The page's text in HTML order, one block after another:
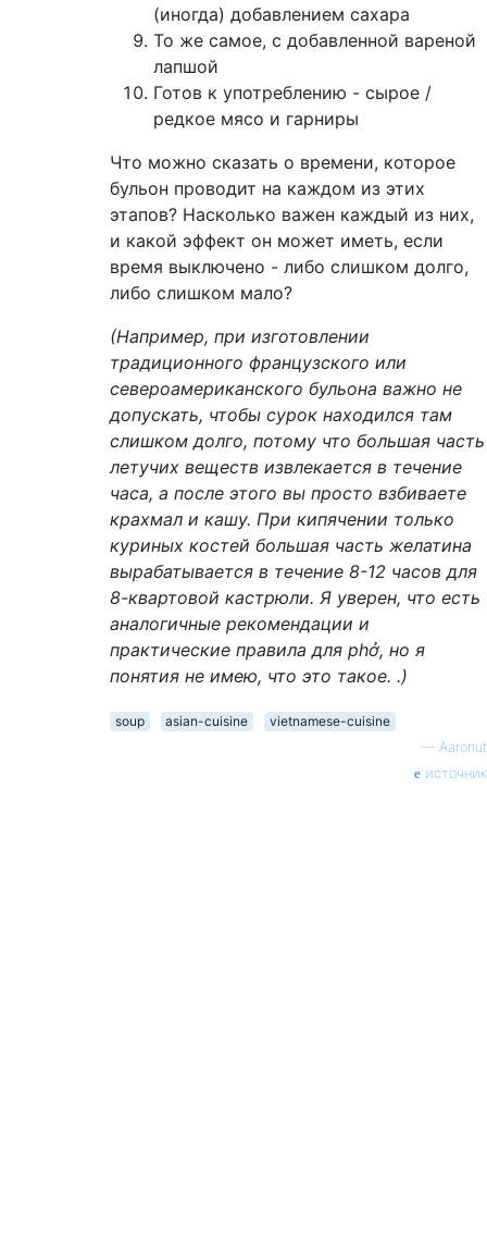
(иногда) добавлением сахара
То же самое, с добавленной вареной
лапшой
Готов к употреблению - сырое /
редкое мясо и гарниры
Что можно сказать о времени, которое
бульон проводит на каждом из этих
этапов? Насколько важен каждый из них,
и какой эффект он может иметь, если
время выключено - либо слишком долго,
либо слишком мало?
(Например, при изготовлении
традиционного французского или
североамериканского бульона важно не
допускать, чтобы сурок находился там
слишком долго, потому что большая часть
летучих веществ извлекается в течение
часа, а после этого вы просто взбиваете
крахмал и кашу. При кипячении только
куриных костей большая часть желатина
вырабатывается в течение 8-12 часов для
8-квартовой кастрюли. Я уверен, что есть
аналогичные рекомендации и
практические правила для phở, но я
понятия не имею, что это такое. .)
soup asian-cuisine
vietnamese-cuisine
— Aaronut
источник